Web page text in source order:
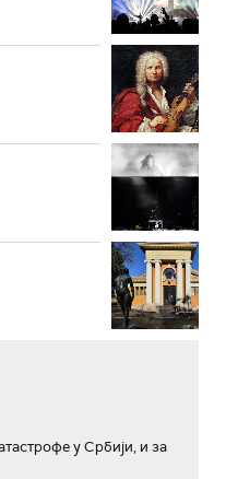
у Србији, и за